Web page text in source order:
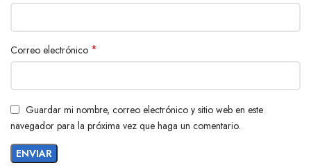
Correo electrónico *
Guardar mi nombre, correo electrónico y sitio web en este
navegador para la próxima vez que haga un comentario.